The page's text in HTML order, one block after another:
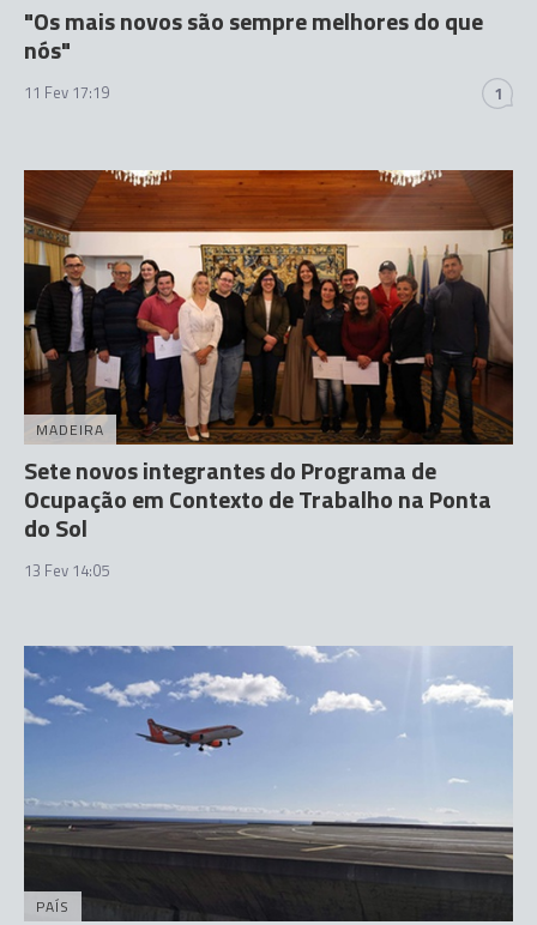
"Os mais novos são sempre melhores do que
nós"
11 Fev 17:19 1
MADEIRA
Sete novos integrantes do Programa de
Ocupação em Contexto de Trabalho na Ponta
do Sol
13 Fev 14:05
PAÍS